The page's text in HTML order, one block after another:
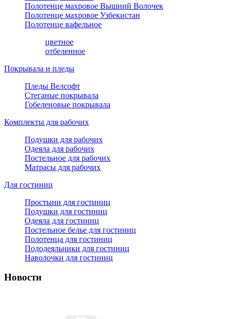
Полотенце махровое Вышний Волочек
Полотенце махровое Узбекистан
Полотенце вафельное
цветное
отбеленное
Покрывала и пледы
Пледы Велсофт
Стеганые покрывала
Гобеленовые покрывала
Комплекты для рабочих
Подушки для рабочих
Одеяла для рабочих
Постельное для рабочих
Матрасы для рабочих
Для гостиниц
Простыни для гостиниц
Подушки для гостиниц
Одеяла для гостиниц
Постельное белье для гостиниц
Полотенца для гостиниц
Пододеяльники для гостиниц
Наволочки для гостиниц
Новости